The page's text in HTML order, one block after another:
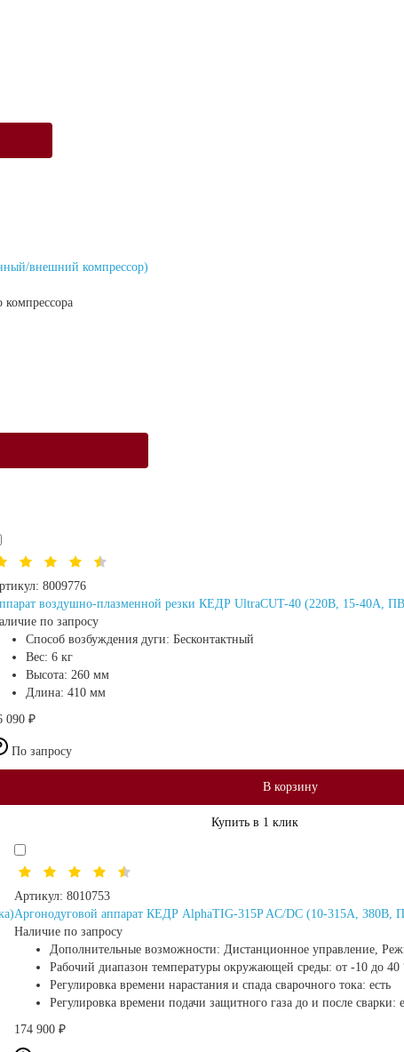
внешний компрессор)
компрессора
8009776
воздушно-плазменной резки КЕДР UltraCUT-40 (220В, 15-40А,
по запросу
Способ возбуждения дуги: Бесконтактный
Вес: 6 кг
Высота: 260 мм
Длина: 410 мм
090 ₽
По запросу
В корзину
Купить в 1 клик
Артикул: 8010753
Аргонодуговой аппарат КЕДР AlphaTIG-315P AC/DC (10-315А, 380В,
Наличие по запросу
Дополнительные возможности: Дистанционное управление,
Рабочий диапазон температуры окружающей среды: от -10 до 40
Регулировка времени нарастания и спада сварочного тока: есть
Регулировка времени подачи защитного газа до и после сварки:
174 900 ₽